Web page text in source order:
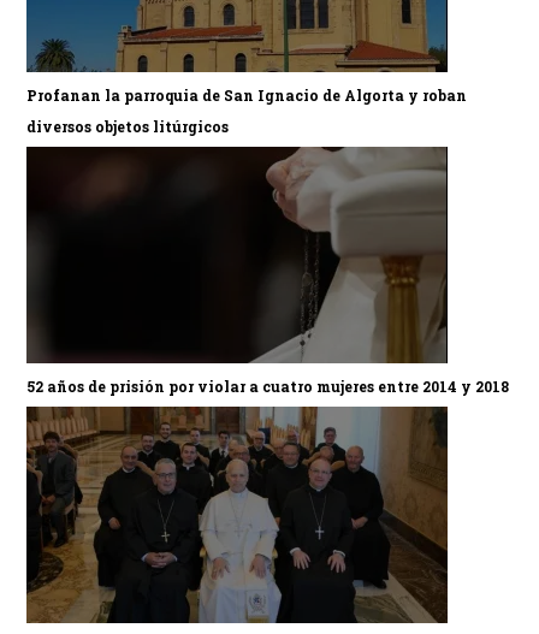
Profanan la parroquia de San Ignacio de Algorta y roban
diversos objetos litúrgicos
52 años de prisión por violar a cuatro mujeres entre 2014 y 2018